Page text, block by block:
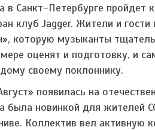
в Санкт-Петербурге пройдет
клуб Jagger. Жители и
которую музыканты
оценят и подготовку, и
своему поклоннику.
появилась на
была новинкой для жителей
Коллектив вел активную